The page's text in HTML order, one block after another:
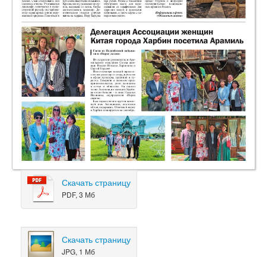
Скачать страницу
PDF, 3 Мб
Скачать страницу
JPG, 1 Мб